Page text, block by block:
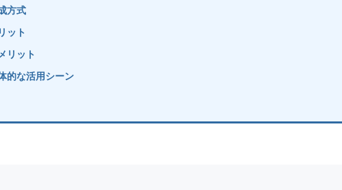
方式
ット
リット
的な活用シーン